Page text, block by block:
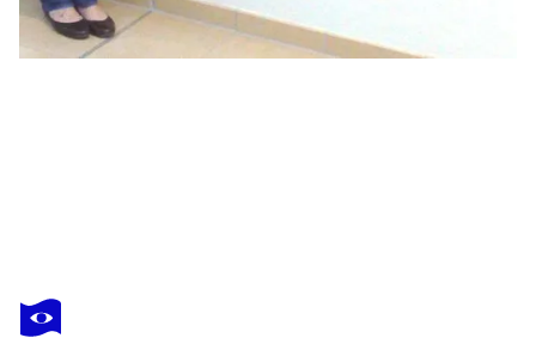
IRENE SCHLIK
Acryl Bild "Winterzauber vor der Veranda"